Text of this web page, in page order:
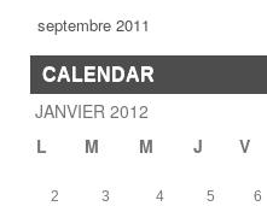
septembre 2011
CALENDAR
JANVIER 2012
L
M M J V
2
3 4 5 6